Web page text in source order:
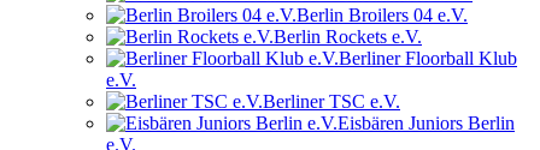
Berlin Broilers 04 e.V.
Berlin Rockets e.V.
Berliner Floorball Klub
e.V.
Berliner TSC e.V.
Eisbären Juniors Berlin
e.V.